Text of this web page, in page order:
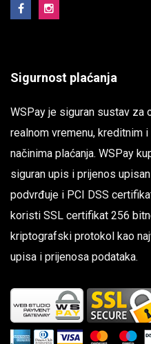
Sigurnost plaćanja
WSPay je siguran sustav za
realnom vremenu, kreditnim
načinima plaćanja. WSPay
siguran upis i prijenos
podvrđuje i PCI DSS
koristi SSL certifikat 256
kriptografski protokol kao
upisa i prijenosa podataka.